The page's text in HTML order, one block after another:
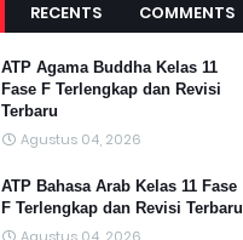
RECENTS COMMENTS
ATP Agama Buddha Kelas 11
Fase F Terlengkap dan Revisi
Terbaru
Agustus 04, 2026
ATP Bahasa Arab Kelas 11 Fase
F Terlengkap dan Revisi Terbaru